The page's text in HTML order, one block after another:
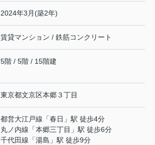
2024年3月(築2年)
賃貸マンション / 鉄筋コンクリート
5階 / 5階 / 15階建
東京都文京区本郷３丁目
都営大江戸線 「春日 」駅 徒歩4分
丸ノ内線 「本郷三丁目 」駅 徒歩6分
千代田線 「湯島 」駅 徒歩9分